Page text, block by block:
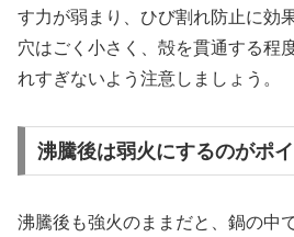
す力が弱まり、ひび割れ防止に効
穴はごく小さく、殻を貫通する程
れすぎないよう注意しましょう。
沸騰後は弱火にするのがポ
沸騰後も強火のままだと、鍋の中